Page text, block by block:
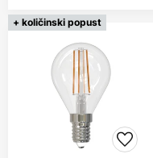
+ količinski popust